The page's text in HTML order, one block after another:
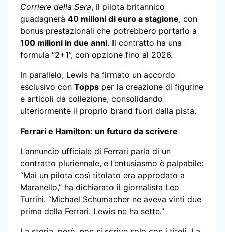
Corriere della Sera, il pilota britannico
guadagnerà 40 milioni di euro a stagione, con
bonus prestazionali che potrebbero portarlo a
100 milioni in due anni. Il contratto ha una
formula “2+1”, con opzione fino al 2026.
In parallelo, Lewis ha firmato un accordo
esclusivo con Topps per la creazione di figurine
e articoli da collezione, consolidando
ulteriormente il proprio brand fuori dalla pista.
Ferrari e Hamilton: un futuro da scrivere
L’annuncio ufficiale di Ferrari parla di un
contratto pluriennale, e l’entusiasmo è palpabile:
“Mai un pilota così titolato era approdato a
Maranello,” ha dichiarato il giornalista Leo
Turrini. “Michael Schumacher ne aveva vinti due
prima della Ferrari. Lewis ne ha sette.”